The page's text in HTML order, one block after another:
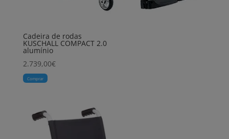
Cadeira de rodas
KUSCHALL COMPACT 2.0
alumínio
2.739,00€
Comprar